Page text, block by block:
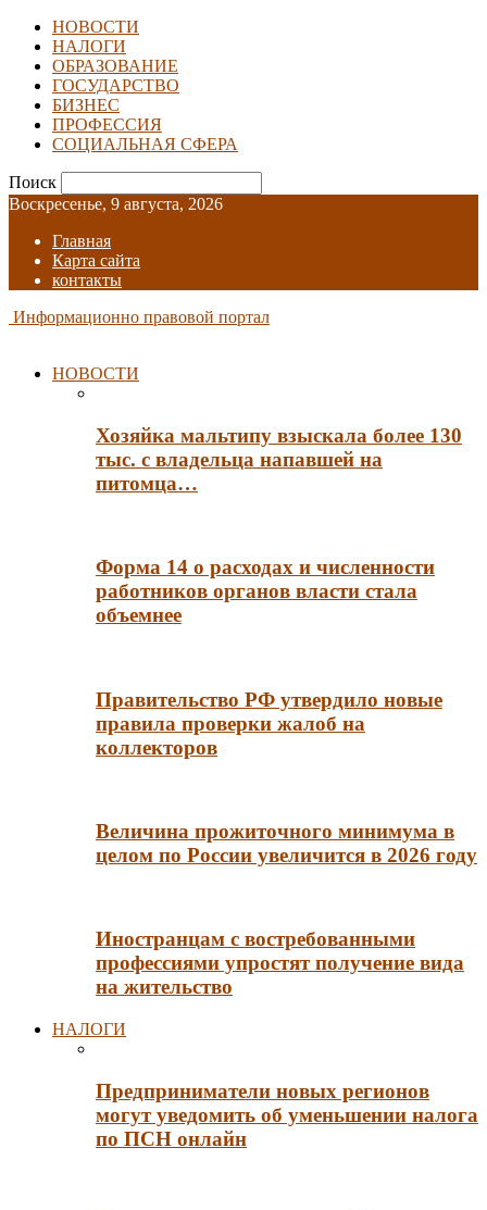
НОВОСТИ
НАЛОГИ
ОБРАЗОВАНИЕ
ГОСУДАРСТВО
БИЗНЕС
ПРОФЕССИЯ
СОЦИАЛЬНАЯ СФЕРА
Поиск
Воскресенье, 9 августа, 2026
Главная
Карта сайта
контакты
Информационно правовой портал
НОВОСТИ
Хозяйка мальтипу взыскала более 130
тыс. с владельца напавшей на
питомца…
Форма 14 о расходах и численности
работников органов власти стала
объемнее
Правительство РФ утвердило новые
правила проверки жалоб на
коллекторов
Величина прожиточного минимума в
целом по России увеличится в 2026 году
Иностранцам с востребованными
профессиями упростят получение вида
на жительство
НАЛОГИ
Предприниматели новых регионов
могут уведомить об уменьшении налога
по ПСН онлайн